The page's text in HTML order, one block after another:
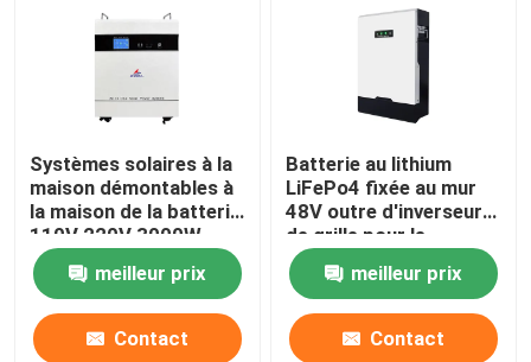
Systèmes solaires à la
maison démontables à
la maison de la batterie
110V 220V 3000W
d'énergie
meilleur prix
Contact
Batterie au lithium
LiFePo4 fixée au mur
48V outre d'inverseur
de grille pour le
système d'alimentation
solaire à la maison
meilleur prix
Contact